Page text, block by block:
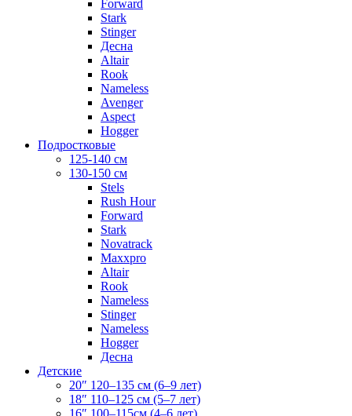
Forward
Stark
Stinger
Десна
Altair
Rook
Nameless
Avenger
Aspect
Hogger
Подростковые
125-140 см
130-150 см
Stels
Rush Hour
Forward
Stark
Novatrack
Maxxpro
Altair
Rook
Nameless
Stinger
Nameless
Hogger
Десна
Детские
20″ 120–135 см (6–9 лет)
18″ 110–125 см (5–7 лет)
16″ 100–115см (4–6 лет)